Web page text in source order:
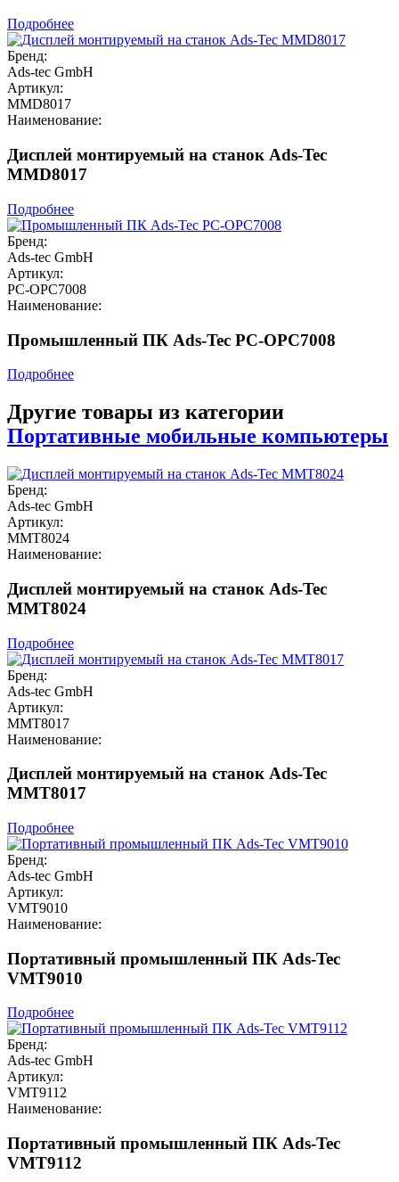
Подробнее
Бренд:
Ads-tec GmbH
Артикул:
MMD8017
Наименование:
Дисплей монтируемый на станок Ads-Tec
MMD8017
Подробнее
Бренд:
Ads-tec GmbH
Артикул:
PC-OPC7008
Наименование:
Промышленный ПК Ads-Tec PC-OPC7008
Подробнее
Другие товары из категории
Портативные мобильные компьютеры
Бренд:
Ads-tec GmbH
Артикул:
MMT8024
Наименование:
Дисплей монтируемый на станок Ads-Tec
MMT8024
Подробнее
Бренд:
Ads-tec GmbH
Артикул:
MMT8017
Наименование:
Дисплей монтируемый на станок Ads-Tec
MMT8017
Подробнее
Бренд:
Ads-tec GmbH
Артикул:
VMT9010
Наименование:
Портативный промышленный ПК Ads-Tec
VMT9010
Подробнее
Бренд:
Ads-tec GmbH
Артикул:
VMT9112
Наименование:
Портативный промышленный ПК Ads-Tec
VMT9112